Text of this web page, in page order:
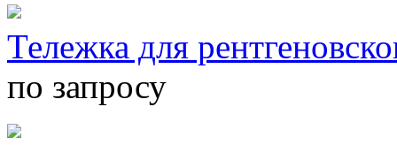
Тележка для
по запросу